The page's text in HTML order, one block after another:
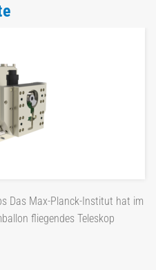
Das Max-Planck-Institut hat im
fliegendes Teleskop